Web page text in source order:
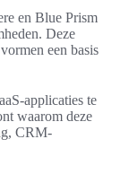
en Blue Prism
Deze
een basis
applicaties te
waarom deze
CRM-